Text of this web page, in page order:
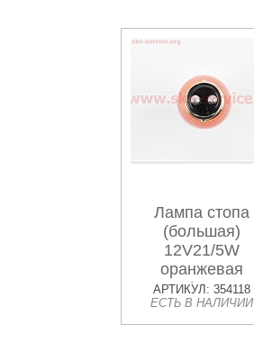
Лампа стопа
(большая)
12V21/5W
оранжевая
S25/BA15D
АРТИКУЛ: 354118
ЕСТЬ В НАЛИЧИИ